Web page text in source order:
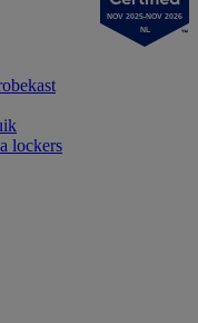
lockers
NOV 2025-NOV 2026
NL